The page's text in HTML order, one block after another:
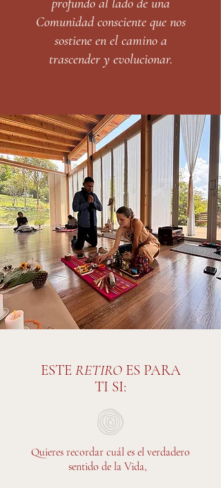
profundo al lado de una
Comunidad consciente que nos
sostiene en el camino a
trascender y evolucionar.
ESTE RETIROES PARA
TI SI:
Quieres recordar cuál es el verdadero
sentido de la Vida,